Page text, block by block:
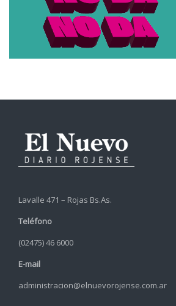
Lavalle 471 – Rojas Bs.As.
Teléfono
(02475) 46 6000
E-mail
administracion@elnuevorojense.com.ar